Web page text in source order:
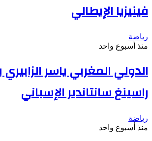
فينيزيا الإيطالي
رياضة
منذ أسبوع واحد
الدولي المغربي ياسر
راسينغ سانتاندير الإسباني
رياضة
منذ أسبوع واحد